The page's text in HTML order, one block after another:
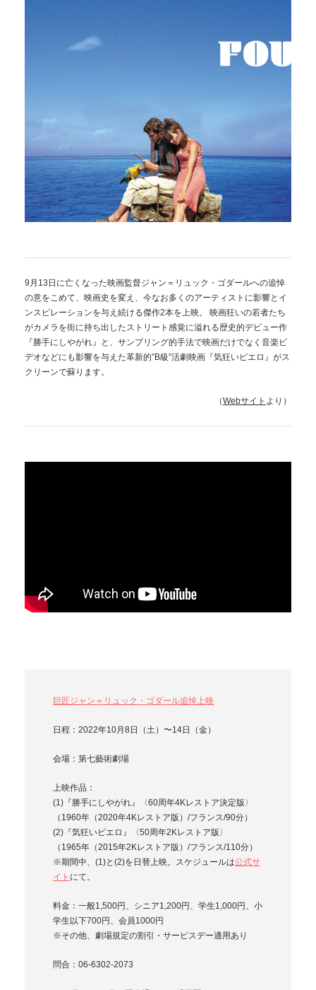
9月13日に亡くなった映画監督ジャン＝リュック・ゴダールへの追悼
の意をこめて、映画史を変え、今なお多くのアーティストに影響とイ
ンスピレーションを与え続ける傑作2本を上映。 映画狂いの若者たち
がカメラを街に持ち出したストリート感覚に溢れる歴史的デビュー作
『勝手にしやがれ』と、サンプリング的手法で映画だけでなく音楽ビ
デオなどにも影響を与えた革新的”B級”活劇映画『気狂いピエロ』がス
クリーンで蘇ります。
（Webサイト より）
巨匠ジャン＝リュック・ゴダール追悼上映
日程：2022年10月8日（土）〜14日（金）
会場：第七藝術劇場
上映作品：
(1)『勝手にしやがれ』〈60周年4Kレストア決定版〉
（1960年（2020年4Kレストア版）/フランス/90分）
(2)『気狂いピエロ』〈50周年2Kレストア版〉
（1965年（2015年2Kレストア版）/フランス/110分）
※期間中、(1)と(2)を日替上映。スケジュールは公式サ
イト にて。
料金：一般1,500円、シニア1,200円、学生1,000円、小
学生以下700円、会員1000円
※その他、劇場規定の割引・サービスデー適用あり
問合：06-6302-2073